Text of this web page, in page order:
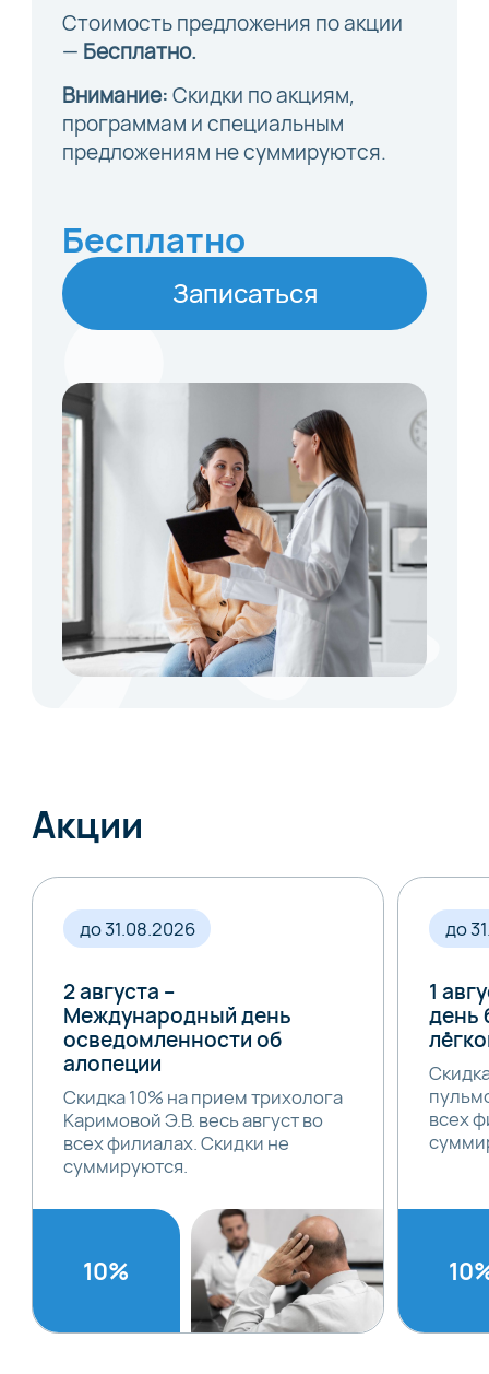
Стоимость предложения по акции
— Бесплатно.
Внимание:Скидки по акциям,
программам и специальным
предложениям не суммируются.
Бесплатно
Записаться
Акции
до 31.08.2026
2 августа –
Международный день
осведомленности об
алопеции
Скидка 10% на прием трихолога
Каримовой Э.В. весь август во
всех филиалах. Скидки не
суммируются.
10%
до
1
день
всех